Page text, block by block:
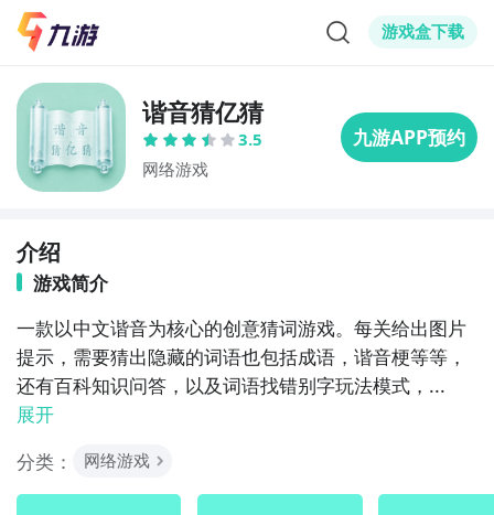
游戏盒下载
谐音猜亿猜
3.5
网络游戏
介绍
游戏简介
一款以中文谐音为核心的创意猜词游戏。每关给出图片
提示，需要猜出隐藏的词语也包括成语，谐音梗等等，
还有百科知识问答，以及词语找错别字玩法模式，...
展开
分类：
网络游戏